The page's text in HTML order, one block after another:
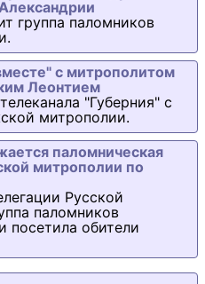
группа паломников
с митрополитом
Леонтием
"Губерния" с
митрополии.
паломническая
митрополии по
Русской
паломников
посетила обители